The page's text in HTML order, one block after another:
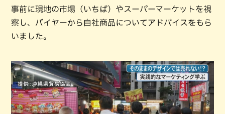
事前に現地の市場（いちば）やスーパーマーケットを視
察し、バイヤーから自社商品についてアドバイスをもら
いました。